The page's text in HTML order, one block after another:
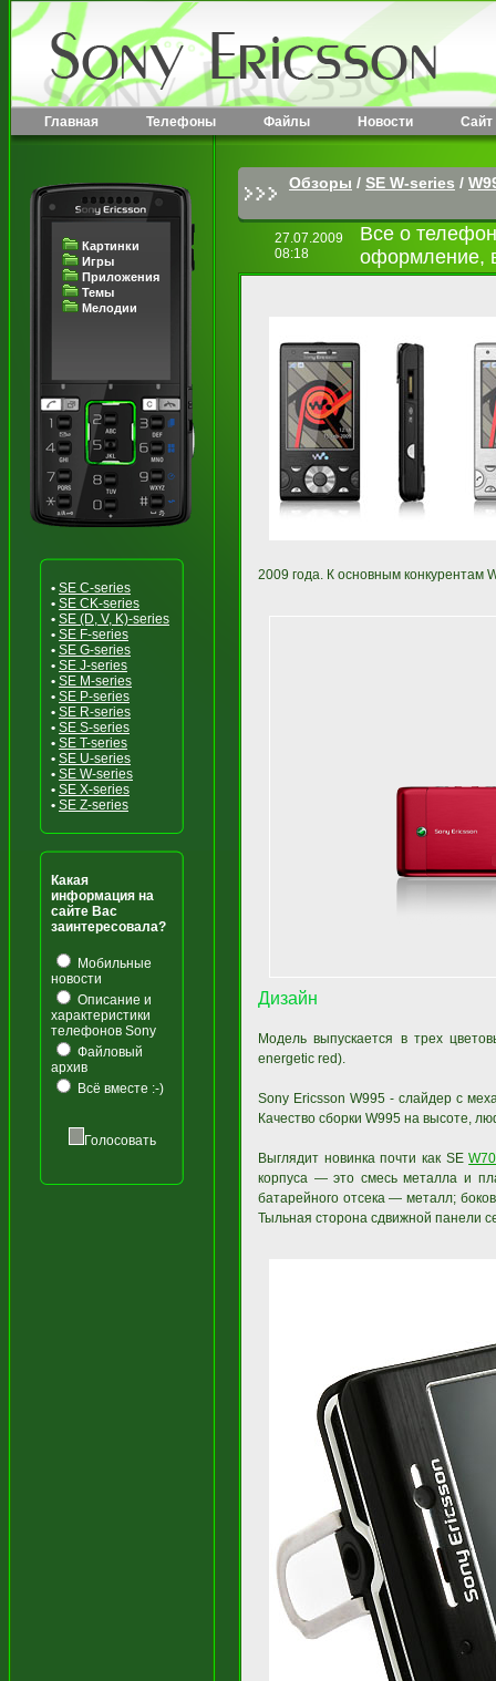
Главная Телефоны Файлы Новости Сайт
Картинки
Игры
Приложения
Темы
Мелодии
• SE C-series
• SE CK-series
• SE (D, V, K)-series
• SE F-series
• SE G-series
• SE J-series
• SE M-series
• SE P-series
• SE R-series
• SE S-series
• SE T-series
• SE U-series
• SE W-series
• SE X-series
• SE Z-series
Какая
информация на
сайте Вас
заинтересовала?
Мобильные
новости
Описание и
характеристики
телефонов Sony
Файловый
архив
Всё вместе :-)
Голосовать
Обзоры / SE W-series /
27.07.2009
08:18
Все о
оформление,
2009 года. К основным конкурентам
Дизайн
Модель выпускается в трех
energetic red).
Sony Ericsson W995 - слайдер с
Качество сборки W995 на высоте,
Выглядит новинка почти как SE
корпуса — это смесь металла и
батарейного отсека — металл;
Тыльная сторона сдвижной панели